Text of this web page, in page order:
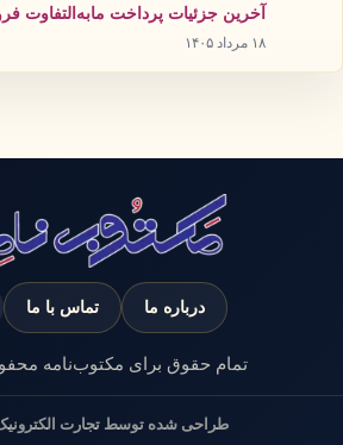
آخرین جزئیات پرداخت مابه‌التفاوت
۱۸ مرداد ۱۴۰۵
درباره ما تماس با ما
تمام حقوق برای مکتوب‌نامه
طراحی شده توسط تجارت